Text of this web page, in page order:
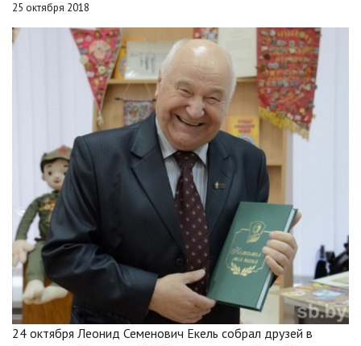
25 октября 2018
24 октября Леонид Семенович Екель собрал друзей в